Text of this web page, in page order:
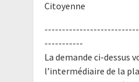
Citoyenne
-----------
La demande ci-dessus
l’intermédiaire de la